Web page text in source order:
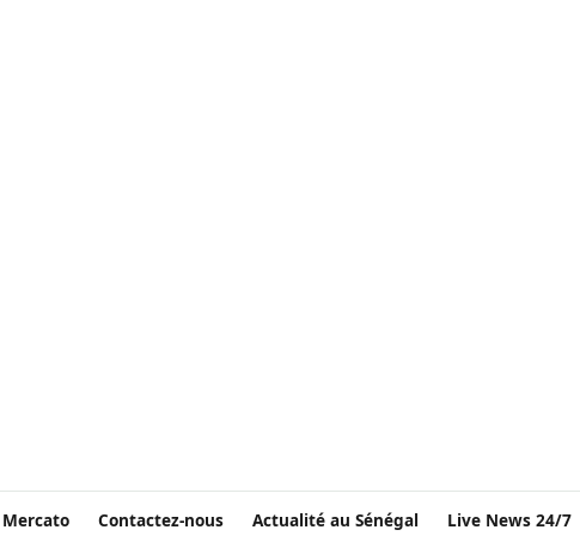
Mercato Contactez-nous Actualité au Sénégal Live News 24/7